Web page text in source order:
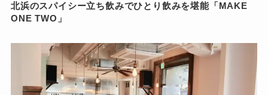
北浜のスパイシー立ち飲みでひとり飲みを堪能「MAKE
ONE TWO」